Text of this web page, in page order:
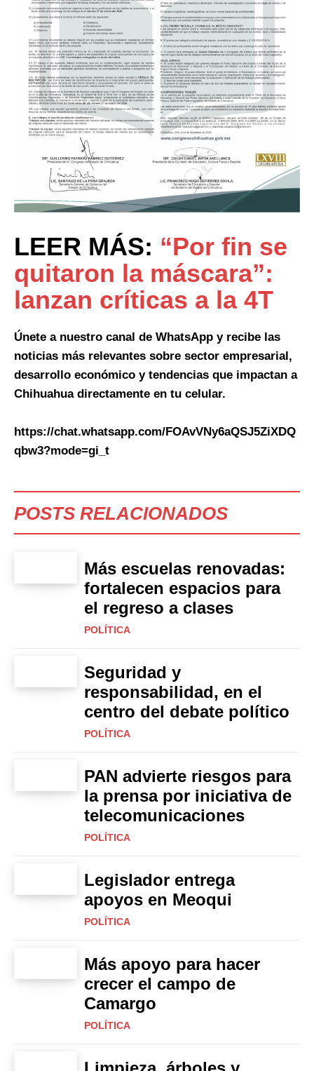
LEER MÁS: “Por fin se
quitaron la máscara”:
lanzan críticas a la 4T
Únete a nuestro canal de WhatsApp y recibe las
noticias más relevantes sobre sector empresarial,
desarrollo económico y tendencias que impactan a
Chihuahua directamente en tu celular.
https://chat.whatsapp.com/FOAvVNy6aQSJ5ZiXDQ
qbw3?mode=gi_t
POSTS RELACIONADOS
Más escuelas renovadas:
fortalecen espacios para
el regreso a clases
POLÍTICA
Seguridad y
responsabilidad, en el
centro del debate político
POLÍTICA
PAN advierte riesgos para
la prensa por iniciativa de
telecomunicaciones
POLÍTICA
Legislador entrega
apoyos en Meoqui
POLÍTICA
Más apoyo para hacer
crecer el campo de
Camargo
POLÍTICA